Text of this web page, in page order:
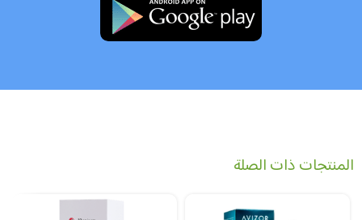
المنتجات ذات الصلة